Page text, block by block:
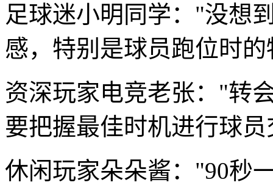
足球迷小明同学："没想
感，特别是球员跑位时
资深玩家电竞老张："转
要把握最佳时机进行球
休闲玩家朵朵酱："90秒